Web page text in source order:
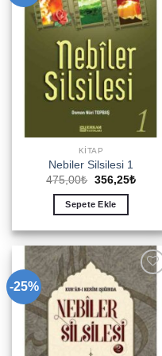
KITAP
Nebiler Silsilesi 1
475,00₺ Orijinal
fiyat:
475,00₺.
356,25₺Şu
Sepete Ekle
-25%
Add to
wishlist